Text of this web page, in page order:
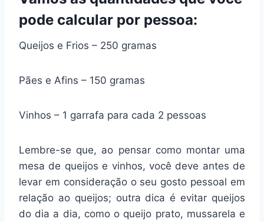
pode calcular por pessoa:
Queijos e Frios – 250 gramas
Pães e Afins – 150 gramas
Vinhos – 1 garrafa para cada 2 pessoas
Lembre-se que, ao pensar como montar uma
mesa de queijos e vinhos, você deve antes de
levar em consideração o seu gosto pessoal em
relação ao queijos; outra dica é evitar queijos
do dia a dia, como o queijo prato, mussarela e